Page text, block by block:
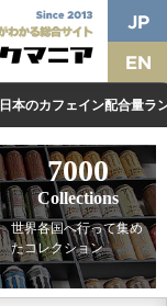
日本のカフェイン配合量ラ
7000
Collections
世界各国へ行って集め
たコレクション